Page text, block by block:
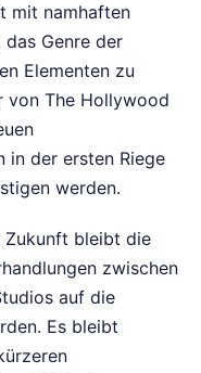
mit namhaften
das Genre der
Elementen zu
von The Hollywood
in der ersten Riege
werden.
Zukunft bleibt die
zwischen
auf die
Es bleibt